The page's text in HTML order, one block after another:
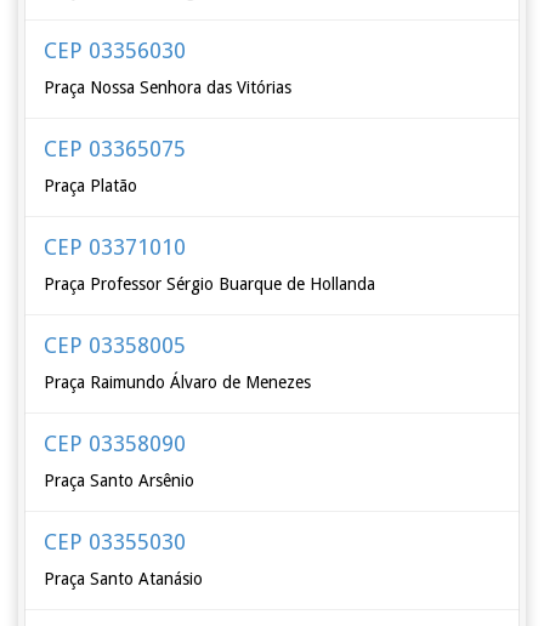
CEP 03356030
Praça Nossa Senhora das Vitórias
CEP 03365075
Praça Platão
CEP 03371010
Praça Professor Sérgio Buarque de Hollanda
CEP 03358005
Praça Raimundo Álvaro de Menezes
CEP 03358090
Praça Santo Arsênio
CEP 03355030
Praça Santo Atanásio